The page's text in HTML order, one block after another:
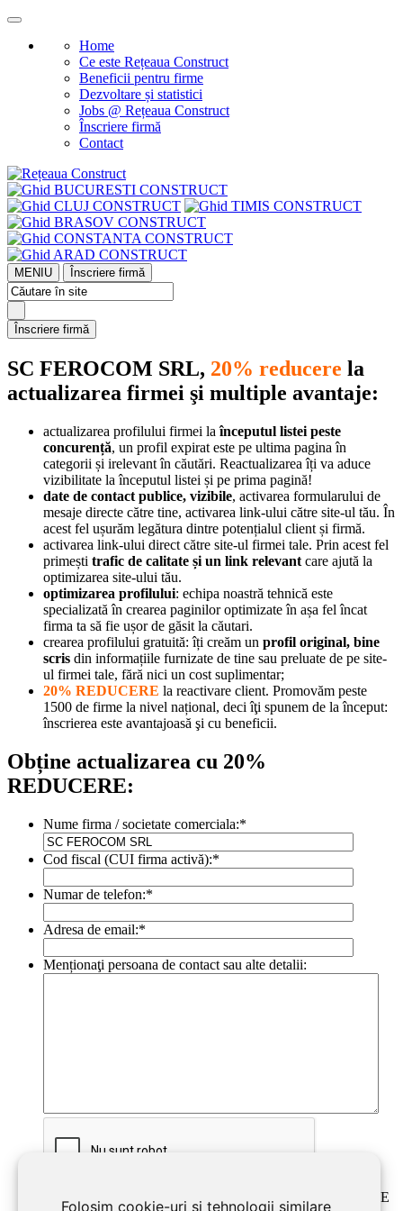
Folosim cookie-uri și tehnologii similare
Home
Ce este Rețeaua Construct
Beneficii pentru firme
Dezvoltare și statistici
Jobs @ Rețeaua Construct
Înscriere firmă
Contact
MENIU Înscriere firmă
Înscriere firmă
SC FEROCOM SRL, 20% reducere la
actualizarea firmei şi multiple avantaje:
actualizarea profilului firmei laînceputul listei peste
concurență, un profil expirat este pe ultima pagina în
categorii și irelevant în căutări. Reactualizarea îți va aduce
vizibilitate la începutul listei și pe prima pagină!
date de contact publice, vizibile, activarea formularului de
mesaje directe către tine, activarea link-ului către site-ul tău. În
acest fel ușurăm legătura dintre potențialul client și firmă.
activarea link-ului direct către site-ul firmei tale. Prin acest fel
primești trafic de calitate și un link relevant care ajută la
optimizarea site-ului tău.
optimizarea profilului: echipa noastră tehnică este
specializată în crearea paginilor optimizate în așa fel încat
firma ta să fie ușor de găsit la căutari.
crearea profilului gratuită: îți creăm un profil original, bine
scris din informațiile furnizate de tine sau preluate de pe site-
ul firmei tale, fără nici un cost suplimentar;
20% REDUCERE la reactivare client. Promovăm peste
1500 de firme la nivel național, deci îţi spunem de la început:
înscrierea este avantajoasă şi cu beneficii.
Obține actualizarea cu 20%
REDUCERE:
Nume firma / societate comerciala:*
Cod fiscal (CUI firma activă):*
Numar de telefon:*
Adresa de email:*
Menționaţi persoana de contact sau alte detalii:
Sunt de acord cu trimiterea datelor de mai sus către LIVE